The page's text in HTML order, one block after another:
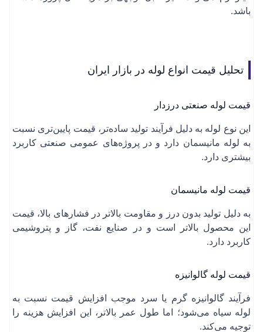
باشد.
تحلیل قیمت انواع لوله در بازار ایران
قیمت لوله صنعتی درزدار
این نوع لوله به دلیل فرآیند تولید ساده‌تر، قیمت پایین‌تری نسبت
به لوله مانیسمان دارد و در پروژه‌های عمومی صنعتی کاربرد
بیشتری دارد.
قیمت لوله مانیسمان
به دلیل تولید بدون درز و مقاومت بالاتر در فشارهای بالا، قیمت
این محصول بالاتر است و در صنایع نفت، گاز و پتروشیمی
کاربرد دارد.
قیمت لوله گالوانیزه
فرآیند گالوانیزه گرم یا سرد موجب افزایش قیمت نسبت به
لوله سیاه می‌شود؛ اما طول عمر بالاتر، این افزایش هزینه را
توجیه می‌کند.